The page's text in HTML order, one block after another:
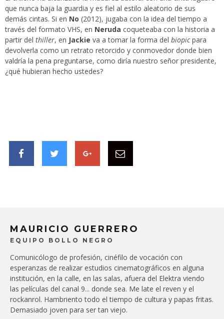
que nunca baja la guardia y es fiel al estilo aleatorio de sus
demás cintas. Si en No (2012), jugaba con la idea del tiempo a
través del formato VHS, en Neruda coqueteaba con la historia a
partir del thiller, en Jackie va a tomar la forma del biopicpara
devolverla como un retrato retorcido y conmovedor donde bien
valdría la pena preguntarse, como diría nuestro señor presidente,
¿qué hubieran hecho ustedes?
MAURICIO GUERRERO
EQUIPO BOLLO NEGRO
Comunicólogo de profesión, cinéfilo de vocación con
esperanzas de realizar estudios cinematográficos en alguna
institución, en la calle, en las salas, afuera del Elektra viendo
las películas del canal 9... donde sea. Me late el reven y el
rockanrol. Hambriento todo el tiempo de cultura y papas fritas.
Demasiado joven para ser tan viejo.